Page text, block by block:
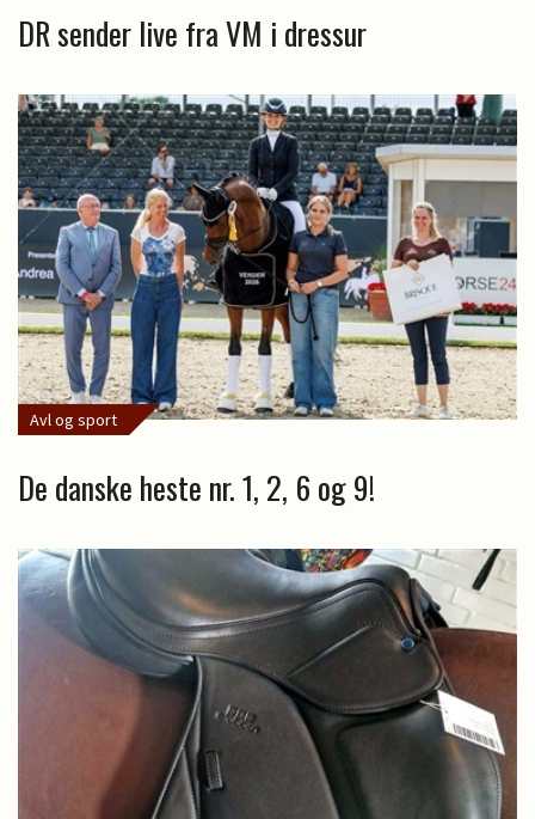
DR sender live fra VM i dressur
Avl og sport
De danske heste nr. 1, 2, 6 og 9!